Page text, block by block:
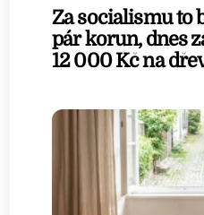
Za socialismu to
pár korun, dnes
12 000 Kč na